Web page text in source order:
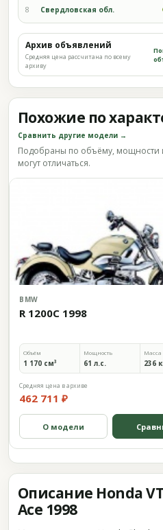
8 Свердловская обл.
Архив объявлений
Средняя цена рассчитана по всему
архиву
Похожие по
Сравнить другие модели →
Подобраны по объёму, мощности
могут отличаться.
BMW
R 1200C 1998
Объём
1 170 см³
Мощность
61 л.с.
Масса
236
Средняя цена в архиве
462 711 ₽
О модели
Описание Honda
Ace 1998